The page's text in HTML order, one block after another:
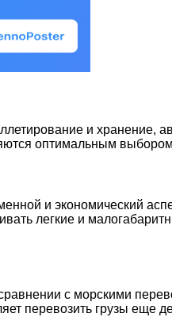
и хранение,
оптимальным
и экономический
легкие и
с морскими
перевозить грузы еще